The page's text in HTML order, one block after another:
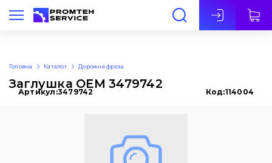
Укр
Головна Каталог Дорожня фреза
Заглушка OEM 3479742
Артикул:3479742 Код:114004